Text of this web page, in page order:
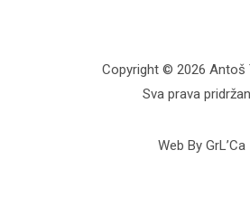
Copyright © 2026 Antoš
Sva prava
Web By GrL’Ca